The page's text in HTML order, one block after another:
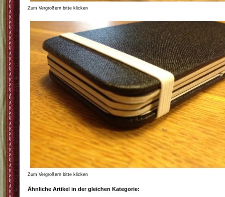
Zum Vergrößern bitte klicken
Zum Vergrößern bitte klicken
Ähnliche Artikel in der gleichen Kategorie: